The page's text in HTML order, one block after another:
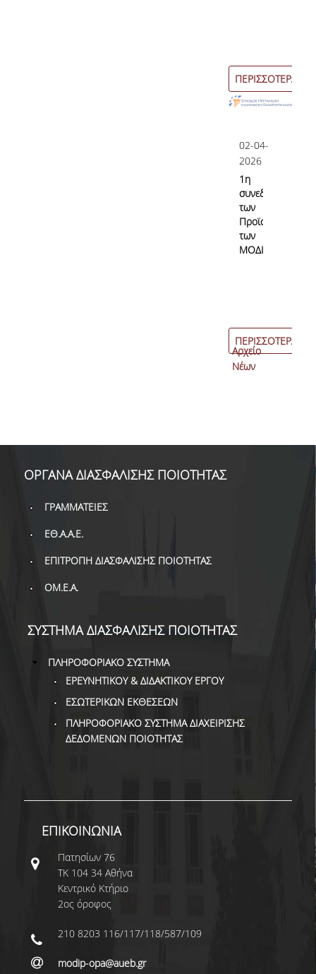
ΠΕΡΙΣΣΟΤΕΡΑ
02-04-
2026
1η
συνεδρίαση
των
Προϊσταμένων
των
ΜΟΔΙΠ
ΠΕΡΙΣΣΟΤΕΡΑ
Αρχείο
Νέων
ΟΡΓΑΝΑ ΔΙΑΣΦΑΛΙΣΗΣ ΠΟΙΟΤΗΤΑΣ
ΓΡΑΜΜΑΤΕΙΕΣ
ΕΘ.Α.Α.Ε.
ΕΠΙΤΡΟΠΗ ΔΙΑΣΦΑΛΙΣΗΣ ΠΟΙΟΤΗΤΑΣ
ΟΜ.Ε.Α.
ΣΥΣΤΗΜΑ ΔΙΑΣΦΑΛΙΣΗΣ ΠΟΙΟΤΗΤΑΣ
ΠΛΗΡΟΦΟΡΙΑΚΟ ΣΥΣΤΗΜΑ
ΕΡΕΥΝΗΤΙΚΟΥ & ΔΙΔΑΚΤΙΚΟΥ ΕΡΓΟΥ
ΕΣΩΤΕΡΙΚΩΝ ΕΚΘΕΣΕΩΝ
ΠΛΗΡΟΦΟΡΙΑΚΟ ΣΥΣΤΗΜΑ ΔΙΑΧΕΙΡΙΣΗΣ
ΔΕΔΟΜΕΝΩΝ ΠΟΙΟΤΗΤΑΣ
ΕΠΙΚΟΙΝΩΝΙΑ
Πατησίων 76
ΤΚ 104 34 Αθήνα
Κεντρικό Κτήριο
2ος όροφος
210 8203 116/117/118/587/109
modip-opa@aueb.gr